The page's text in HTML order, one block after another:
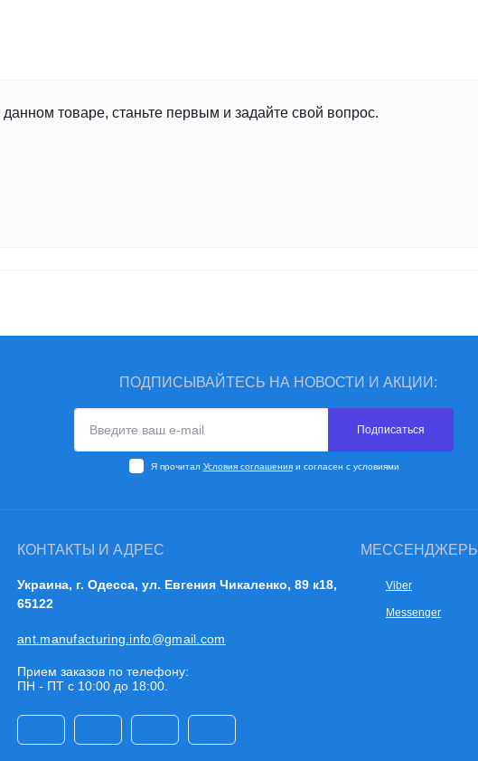
товаре, станьте первым и задайте свой вопрос.
ПОДПИСЫВАЙТЕСЬ НА НОВОСТИ И АКЦИИ:
Подписаться
Я прочитал Условия соглашенияи согласен с условиями
КОНТАКТЫ И АДРЕС
Украина, г. Одесса, ул. Евгения Чикаленко, 89 к18,
65122
ant.manufacturing.info@gmail.com
Прием заказов по телефону:
ПН - ПТ с 10:00 до 18:00.
МЕССЕНДЖЕРЫ
Viber
Messenger